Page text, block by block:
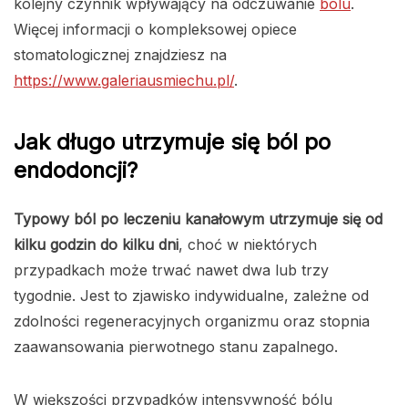
kolejny czynnik wpływający na odczuwanie bólu.
Więcej informacji o kompleksowej opiece
stomatologicznej znajdziesz na
https://www.galeriausmiechu.pl/.
Jak długo utrzymuje się ból po
endodoncji?
Typowy ból po leczeniu kanałowym utrzymuje się od
kilku godzin do kilku dni, choć w niektórych
przypadkach może trwać nawet dwa lub trzy
tygodnie. Jest to zjawisko indywidualne, zależne od
zdolności regeneracyjnych organizmu oraz stopnia
zaawansowania pierwotnego stanu zapalnego.
W większości przypadków intensywność bólu